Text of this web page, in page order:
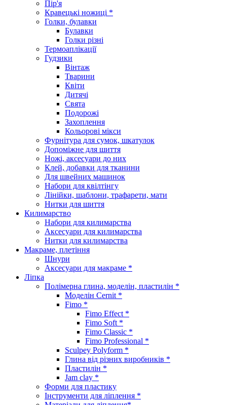
Пір'я
Кравецькі ножиці *
Голки, булавки
Булавки
Голки різні
Термоаплікації
Гудзики
Вінтаж
Тварини
Квіти
Дитячі
Свята
Подорожі
Захоплення
Кольорові мікси
Фурнітура для сумок, шкатулок
Допоміжне для шиття
Ножі, аксесуари до них
Клей, добавки для тканини
Для швейних машинок
Набори для квілтінгу
Лінійки, шаблони, трафарети, мати
Нитки для шиття
Килимарство
Набори для килимарства
Аксесуари для килимарства
Нитки для килимарства
Макраме, плетіння
Шнури
Аксесуари для макраме *
Ліпка
Полімерна глина, моделін, пластилін *
Моделін Cernit *
Fimo *
Fimo Effect *
Fimo Soft *
Fimo Classic *
Fimo Professional *
Sculpey Polyform *
Глина від різних виробників *
Пластилін *
Jam clay *
Форми для пластику
Інструменти для ліплення *